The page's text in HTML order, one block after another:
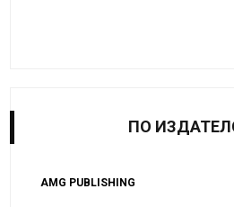
ПО
AMG PUBLISHING